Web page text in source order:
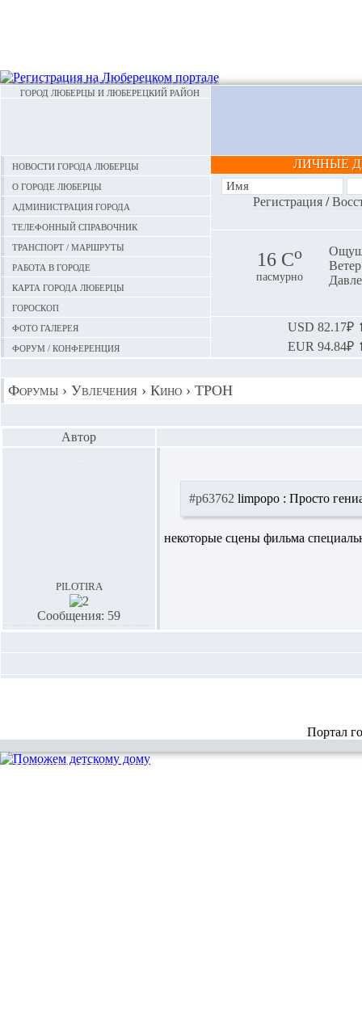
ГОРОД ЛЮБЕРЦЫ И ЛЮБЕРЕЦКИЙ РАЙОН
Новости города Люберцы
О городе Люберцы
Администрация города
Телефонный справочник
Транспорт / маршруты
Работа в городе
Карта города Люберцы
Гороскоп
Фото галерея
Форум / конференция
ЛИЧНЫЕ
Регистрация/
16 Сo
пасмурно
USD 82.17₽
EUR 94.84₽
Форумы › Увлечения › Кино › ТРОН
Автор
pilotira
Сообщения: 59
#p63762 limpopo : Просто
некоторые сцены фильма
Портал